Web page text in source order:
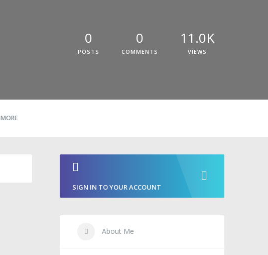
0
POSTS
0
COMMENTS
11.0K
VIEWS
MORE
SIGN IN TO YOUR ACCOUNT
About Me